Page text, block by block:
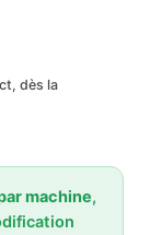
dès la
machine,